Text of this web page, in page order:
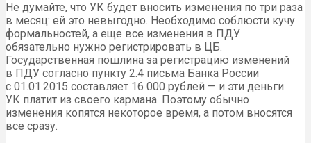
Не думайте, что УК будет вносить изменения по три раза
в месяц: ей это невыгодно. Необходимо соблюсти кучу
формальностей, а еще все изменения в ПДУ
обязательно нужно регистрировать в ЦБ.
Государственная пошлина за регистрацию изменений
в ПДУ согласно пункту 2.4 письма Банка России
с 01.01.2015 составляет 16 000 рублей — и эти деньги
УК платит из своего кармана. Поэтому обычно
изменения копятся некоторое время, а потом вносятся
все сразу.